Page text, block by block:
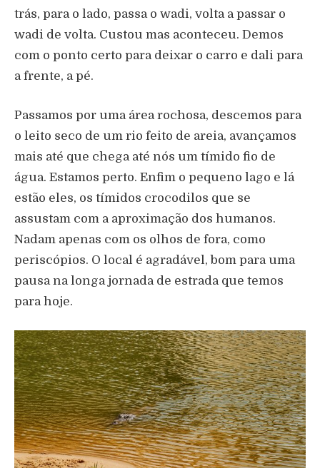
trás, para o lado, passa o wadi, volta a passar o
wadi de volta. Custou mas aconteceu. Demos
com o ponto certo para deixar o carro e dali para
a frente, a pé.
Passamos por uma área rochosa, descemos para
o leito seco de um rio feito de areia, avançamos
mais até que chega até nós um tímido fio de
água. Estamos perto. Enfim o pequeno lago e lá
estão eles, os tímidos crocodilos que se
assustam com a aproximação dos humanos.
Nadam apenas com os olhos de fora, como
periscópios. O local é agradável, bom para uma
pausa na longa jornada de estrada que temos
para hoje.